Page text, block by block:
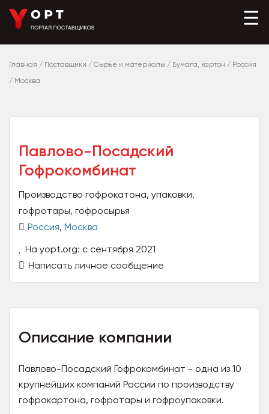
☰
Главная / Поставщики / Сырье и материалы / Бумага, картон / Россия
/ Москва
Павлово-Посадский
Гофрокомбинат
Производство гофрокатона, упаковки,
гофротары, гофросырья
Россия, Москва
На yopt.org: с сентября 2021
Написать личное сообщение
Описание компании
Павлово-Посадский Гофрокомбинат - одна из 10
крупнейших компаний России по производству
гофрокартона, гофротары и гофроупаковки.